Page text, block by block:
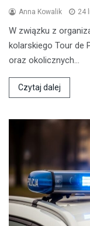
Anna Kowalik 24
W związku z
kolarskiego Tour de
oraz okolicznych…
Czytaj dalej